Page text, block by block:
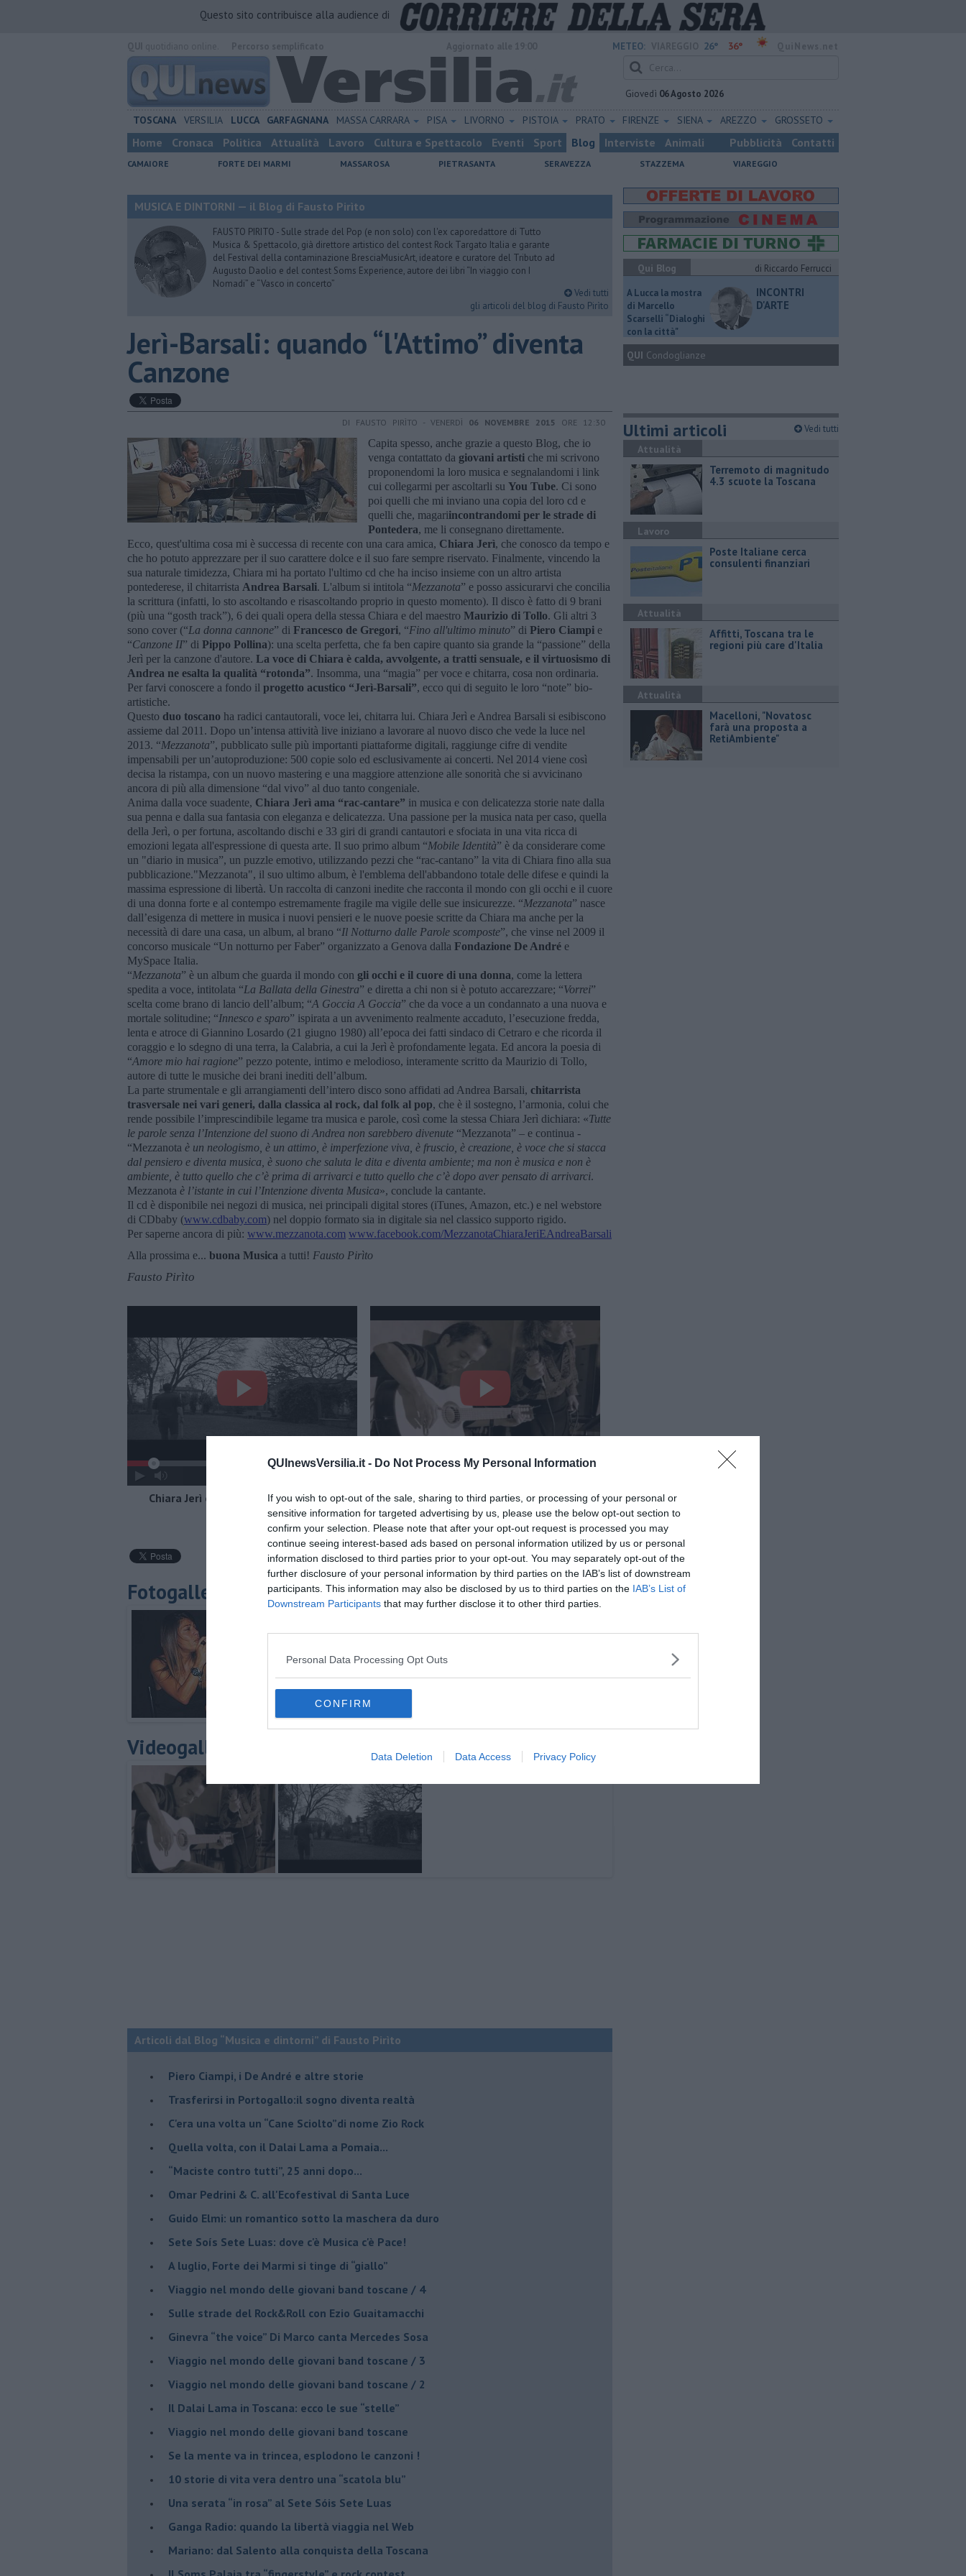
QUInewsVersilia.it - Do Not Process My Personal Information
If you wish to opt-out of the sale, sharing to third parties, or processing of your personal or
sensitive information for targeted advertising by us, please use the below opt-out section to
confirm your selection. Please note that after your opt-out request is processed you may
continue seeing interest-based ads based on personal information utilized by us or personal
information disclosed to third parties prior to your opt-out. You may separately opt-out of the
further disclosure of your personal information by third parties on the IAB’s list of downstream
participants. This information may also be disclosed by us to third parties on the IAB’s List of
Downstream Participants that may further disclose it to other third parties.
Personal Data Processing Opt Outs
CONFIRM
Data Deletion Data Access Privacy Policy
Questo sito contribuisce alla audience di
METEO: 26° 36°
Giovedì 06 Agosto 2026
TOSCANA VERSILIA LUCCA GARFAGNANA MASSA CARRARA PISA LIVORNO PISTOIA PRATO FIRENZE SIENA AREZZO GROSSETO
Home Cronaca Politica Attualità Lavoro Cultura e Spettacolo Eventi Sport Blog Interviste Animali Pubblicità Contatti
CAMAIORE FORTE DEI MARMI MASSAROSA PIETRASANTA SERAVEZZA STAZZEMA VIAREGGIO
MUSICA E DINTORNI — il Blog di Fausto Pirìto
FAUSTO PIRITO - Sulle strade del Pop (e non solo) con l'ex caporedattore di Tutto
Musica & Spettacolo, già direttore artistico del contest Rock Targato Italia e garante
del Festival della contaminazione BresciaMusicArt, ideatore e curatore del Tributo ad
Augusto Daolio e del contest Soms Experience, autore dei libri “In viaggio con I
Nomadi” e “Vasco in concerto”
Vedi tutti
gli articoli del blog di Fausto Pirìto
Jerì-Barsali: quando “l'Attimo” diventa
Canzone
DI FAUSTO PIRÌTO - VENERDÌ 06 NOVEMBRE 2015 ORE 12:30
Capita spesso, anche grazie a questo Blog, che io
venga contattato da giovani artisti che mi scrivono
proponendomi la loro musica e segnalandomi i link
cui collegarmi per ascoltarli su You Tube. Ci sono
poi quelli che mi inviano una copia del loro cd e
quelli che, magariincontrandomi per le strade di
Pontedera, me li consegnano direttamente.
Ecco, quest'ultima cosa mi è successa di recente con una cara amica, Chiara Jerì, che conosco da tempo e
che ho potuto apprezzare per il suo carattere dolce e il suo fare sempre riservato. Finalmente, vincendo la
sua naturale timidezza, Chiara mi ha portato l'ultimo cd che ha inciso insieme con un altro artista
pontederese, il chitarrista Andrea Barsali. L'album si intitola “Mezzanota” e posso assicurarvi che concilia
la scrittura (infatti, lo sto ascoltando e risascoltando proprio in questo momento). Il disco è fatto di 9 brani
(più una “gosth track”), 6 dei quali opera della stessa Chiara e del maestro Maurizio di Tollo. Gli altri 3
sono cover (“La donna cannone” di Francesco de Gregori, “Fino all'ultimo minuto” di Piero Ciampi e
“Canzone II” di Pippo Pollina): una scelta perfetta, che fa ben capire quanto sia grande la “passione” della
Jerì per la canzone d'autore. La voce di Chiara è calda, avvolgente, a tratti sensuale, e il virtuosismo di
Andrea ne esalta la qualità “rotonda”. Insomma, una “magia” per voce e chitarra, cosa non ordinaria.
Per farvi conoscere a fondo il progetto acustico “Jerì-Barsali”, ecco qui di seguito le loro “note” bio-
artistiche.
Questo duo toscano ha radici cantautorali, voce lei, chitarra lui. Chiara Jerì e Andrea Barsali si esibiscono
assieme dal 2011. Dopo un’intensa attività live iniziano a lavorare al nuovo disco che vede la luce nel
2013. “Mezzanota”, pubblicato sulle più importanti piattaforme digitali, raggiunge cifre di vendite
impensabili per un’autoproduzione: 500 copie solo ed esclusivamente ai concerti. Nel 2014 viene così
decisa la ristampa, con un nuovo mastering e una maggiore attenzione alle sonorità che si avvicinano
ancora di più alla dimensione “dal vivo” al duo tanto congeniale.
Anima dalla voce suadente, Chiara Jerì ama “rac-cantare” in musica e con delicatezza storie nate dalla
sua penna e dalla sua fantasia con eleganza e delicatezza. Una passione per la musica nata per caso, quella
della Jerì, o per fortuna, ascoltando dischi e 33 giri di grandi cantautori e sfociata in una vita ricca di
emozioni legata all'espressione di questa arte. Il suo primo album “Mobile Identità” è da considerare come
un "diario in musica”, un puzzle emotivo, utilizzando pezzi che “rac-cantano” la vita di Chiara fino alla sua
pubblicazione."Mezzanota", il suo ultimo album, è l'emblema dell'abbandono totale delle difese e quindi la
massima espressione di libertà. Un raccolta di canzoni inedite che racconta il mondo con gli occhi e il cuore
di una donna forte e al contempo estremamente fragile ma vigile delle sue insicurezze. “Mezzanota” nasce
dall’esigenza di mettere in musica i nuovi pensieri e le nuove poesie scritte da Chiara ma anche per la
necessità di dare una casa, un album, al brano “Il Notturno dalle Parole scomposte”, che vinse nel 2009 il
concorso musicale “Un notturno per Faber” organizzato a Genova dalla Fondazione De André e
MySpace Italia.
“Mezzanota” è un album che guarda il mondo con gli occhi e il cuore di una donna, come la lettera
spedita a voce, intitolata “La Ballata della Ginestra” e diretta a chi non si è potuto accarezzare; “Vorrei”
scelta come brano di lancio dell’album; “A Goccia A Goccia” che da voce a un condannato a una nuova e
mortale solitudine; “Innesco e sparo” ispirata a un avvenimento realmente accaduto, l’esecuzione fredda,
lenta e atroce di Giannino Losardo (21 giugno 1980) all’epoca dei fatti sindaco di Cetraro e che ricorda il
coraggio e lo sdegno di una terra, la Calabria, a cui la Jerì è profondamente legata. Ed ancora la poesia di
“Amore mio hai ragione” pezzo potente, intimo e melodioso, interamente scritto da Maurizio di Tollo,
autore di tutte le musiche dei brani inediti dell’album.
La parte strumentale e gli arrangiamenti dell’intero disco sono affidati ad Andrea Barsali, chitarrista
trasversale nei vari generi, dalla classica al rock, dal folk al pop, che è il sostegno, l’armonia, colui che
rende possibile l’imprescindibile legame tra musica e parole, così come la stessa Chiara Jerì dichiara: «Tutte
le parole senza l’Intenzione del suono di Andrea non sarebbero divenute “Mezzanota” – e continua -
“Mezzanota è un neologismo, è un attimo, è imperfezione viva, è fruscio, è creazione, è voce che si stacca
dal pensiero e diventa musica, è suono che saluta le dita e diventa ambiente; ma non è musica e non è
ambiente, è tutto quello che c’è prima di arrivarci e tutto quello che c’è dopo aver pensato di arrivarci.
Mezzanota è l’istante in cui l’Intenzione diventa Musica», conclude la cantante.
Il cd è disponibile nei negozi di musica, nei principali digital stores (iTunes, Amazon, etc.) e nel webstore
di CDbaby (www.cdbaby.com) nel doppio formato sia in digitale sia nel classico supporto rigido.
Per saperne ancora di più: www.mezzanota.com www.facebook.com/MezzanotaChiaraJeriEAndreaBarsali
Alla prossima e... buona Musica a tutti! Fausto Pirìto
Fausto Pirìto
Chiara Jerì e Andrea Barsali - Vorrei - Fino all'ultimo minuto P Ciampi - Andrea Barsali
e Chiara Jerì
Fotogallery
Videogallery
Articoli dal Blog “Musica e dintorni” di Fausto Pirìto
​Piero Ciampi, i De André e altre storie
​Trasferirsi in Portogallo:il sogno diventa realtà
​C'era una volta un “Cane Sciolto”di nome Zio Rock
Quella volta, con il Dalai Lama a Pomaia...
​“Maciste contro tutti”, 25 anni dopo...
​Omar Pedrini & C. all'Ecofestival di Santa Luce
Guido Elmi: un romantico sotto la maschera da duro
Sete Soís Sete Luas: dove c'è Musica c'è Pace!
​A luglio, Forte dei Marmi si tinge di “giallo”
Viaggio nel mondo delle giovani band toscane / 4
Sulle strade del Rock&Roll con Ezio Guaitamacchi
​Ginevra “the voice” Di Marco canta Mercedes Sosa
Viaggio nel mondo delle giovani band toscane / 3
​Viaggio nel mondo delle giovani band toscane / 2
Il Dalai Lama in Toscana: ecco le sue “stelle”
Viaggio nel mondo delle giovani band toscane
Se la mente va in trincea, esplodono le canzoni !
​10 storie di vita vera dentro una “scatola blu”
​Una serata “in rosa” al Sete Sóis Sete Luas
Ganga Radio: quando la libertà viaggia nel Web
Mariano: dal Salento alla conquista della Toscana
Qui Blog
di Riccardo Ferrucci
A Lucca la mostra
di Marcello
Scarselli “Dialoghi
con la città"
INCONTRI
D'ARTE
QUI Condoglianze
Ultimi articoli Vedi tutti
Attualità
Terremoto di magnitudo
4.3 scuote la Toscana
Lavoro
Poste Italiane cerca
consulenti finanziari
Attualità
Affitti, Toscana tra le
regioni più care d'Italia
Attualità
Macelloni, "Novatosc
farà una proposta a
RetiAmbiente"